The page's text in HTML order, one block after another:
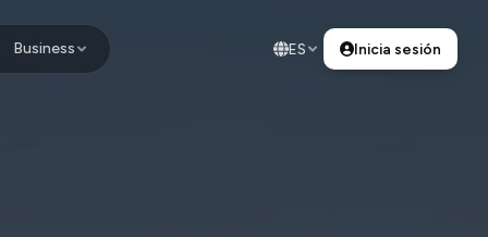
Business ES Inicia sesión